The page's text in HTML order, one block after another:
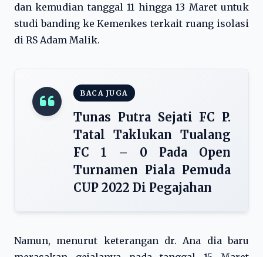
dan kemudian tanggal 11 hingga 13 Maret untuk
studi banding ke Kemenkes terkait ruang isolasi
di RS Adam Malik.
BACA JUGA
Tunas Putra Sejati FC P.
Tatal Taklukan Tualang
FC 1 – 0 Pada Open
Turnamen Piala Pemuda
CUP 2022 Di Pegajahan
Namun, menurut keterangan dr. Ana dia baru